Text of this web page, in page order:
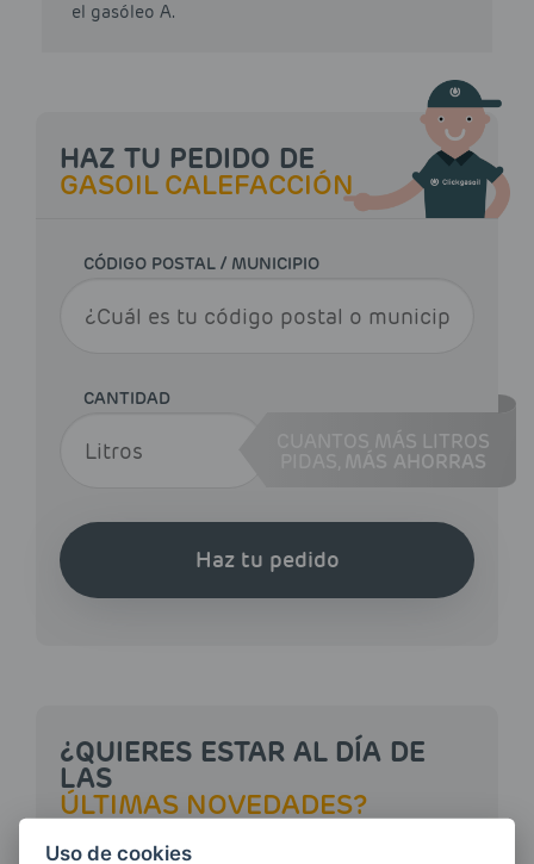
el gasóleo A.
HAZ TU PEDIDO DE
GASOIL CALEFACCIÓN
CÓDIGO POSTAL / MUNICIPIO
CANTIDAD
CUANTOS MÁS LITROS
MÁS AHORRAS
Haz tu pedido
¿QUIERES ESTAR AL DÍA DE
LAS
ÚLTIMAS NOVEDADES?
Uso de cookies